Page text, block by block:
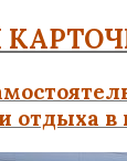
отдыха в